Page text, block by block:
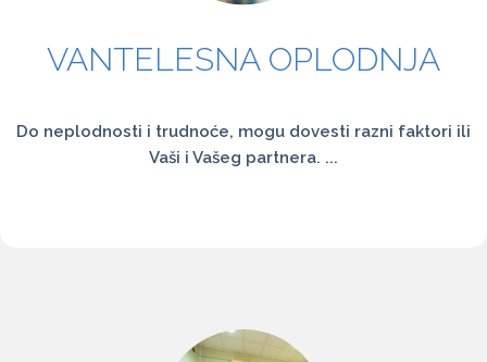
VANTELESNA OPLODNJA
Do neplodnosti i trudnoće, mogu dovesti razni faktori ili
Vaši i Vašeg partnera. ...